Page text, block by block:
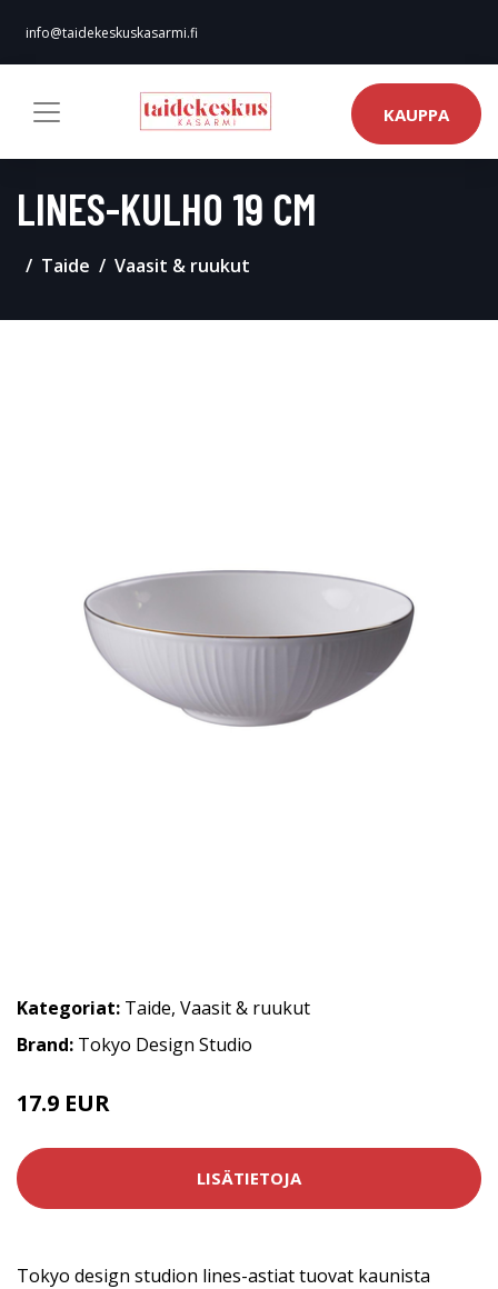
info@taidekeskuskasarmi.fi
KAUPPA
LINES-KULHO 19 CM
Taide Vaasit & ruukut
Kategoriat: Taide, Vaasit & ruukut
Brand: Tokyo Design Studio
17.9 EUR
LISÄTIETOJA
Tokyo design studion lines-astiat tuovat kaunista